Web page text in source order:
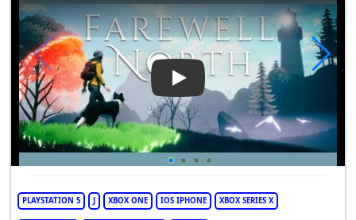
Play Video: Farewell North
PLAYSTATION 5 J XBOX ONE IOS IPHONE XBOX SERIES X